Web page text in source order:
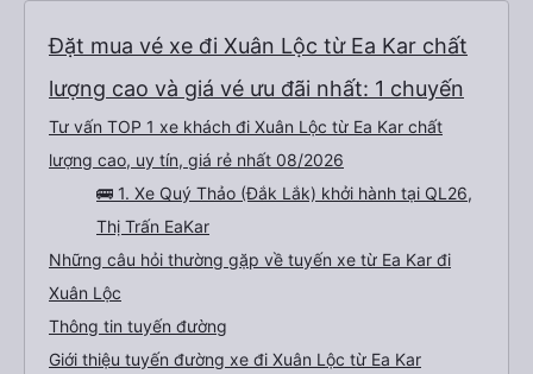
Đặt mua vé xe đi Xuân Lộc từ Ea Kar chất
lượng cao và giá vé ưu đãi nhất: 1 chuyến
Tư vấn TOP 1 xe khách đi Xuân Lộc từ Ea Kar chất
lượng cao, uy tín, giá rẻ nhất 08/2026
🚌 1. Xe Quý Thảo (Đắk Lắk) khởi hành tại QL26,
Thị Trấn EaKar
Những câu hỏi thường gặp về tuyến xe từ Ea Kar đi
Xuân Lộc
Thông tin tuyến đường
Giới thiệu tuyến đường xe đi Xuân Lộc từ Ea Kar